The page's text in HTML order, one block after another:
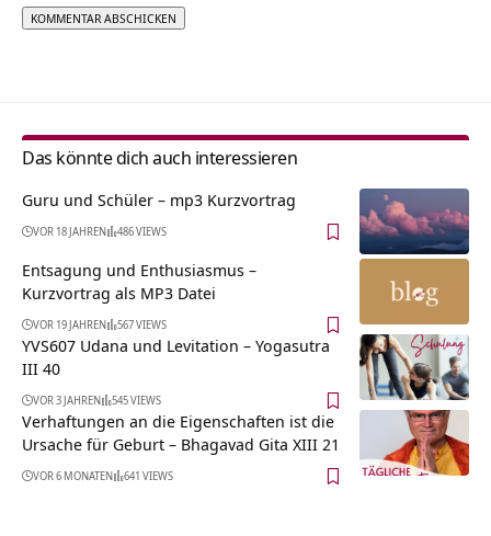
Das könnte dich auch interessieren
Guru und Schüler – mp3 Kurzvortrag
VOR 18 JAHREN 486 VIEWS
Entsagung und Enthusiasmus –
Kurzvortrag als MP3 Datei
VOR 19 JAHREN 567 VIEWS
YVS607 Udana und Levitation – Yogasutra
III 40
VOR 3 JAHREN 545 VIEWS
Verhaftungen an die Eigenschaften ist die
Ursache für Geburt – Bhagavad Gita XIII 21
VOR 6 MONATEN 641 VIEWS